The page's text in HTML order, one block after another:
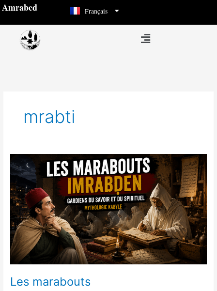
Aller
contenu
Amrabed Français
Español
Menu
mrabti
Les marabouts
marabouts